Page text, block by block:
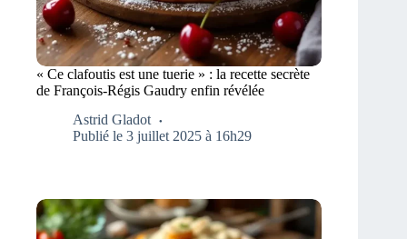
« Ce clafoutis est une tuerie » : la recette secrète
de François-Régis Gaudry enfin révélée
Astrid Gladot
Publié le 3 juillet 2025 à 16h29